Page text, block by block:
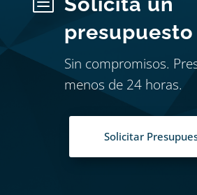
Sin compromisos.
menos de 24 horas.
Solicitar